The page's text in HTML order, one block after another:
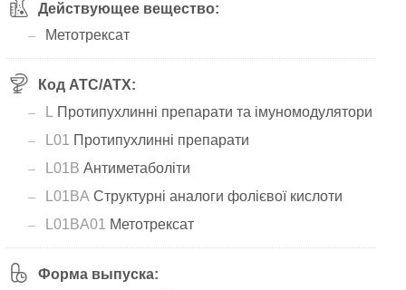
Действующее вещество:
Метотрексат
Код АТС/ATX:
Протипухлинні препарати та імуномодулятори
L01
Протипухлинні препарати
L01B Антиметаболіти
L01BA Структурні аналоги фолієвої кислоти
L01BA01
Метотрексат
Форма выпуска: